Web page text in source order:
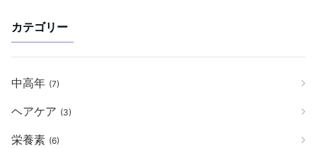
カテゴリー
中高年 (7)
ヘアケア (3)
栄養素 (6)